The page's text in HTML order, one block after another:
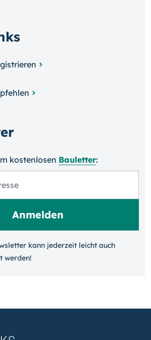
kosten­losen Bauletter:
kann jeder­zeit leicht auch
werden!